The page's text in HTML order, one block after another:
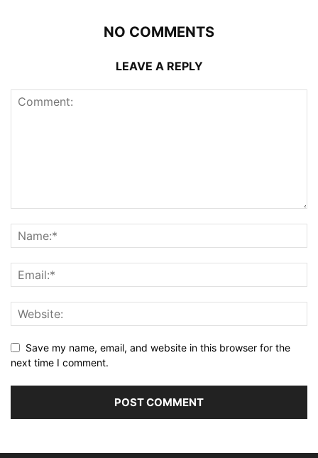
NO COMMENTS
LEAVE A REPLY
Save my name, email, and website in this browser for the
next time I comment.